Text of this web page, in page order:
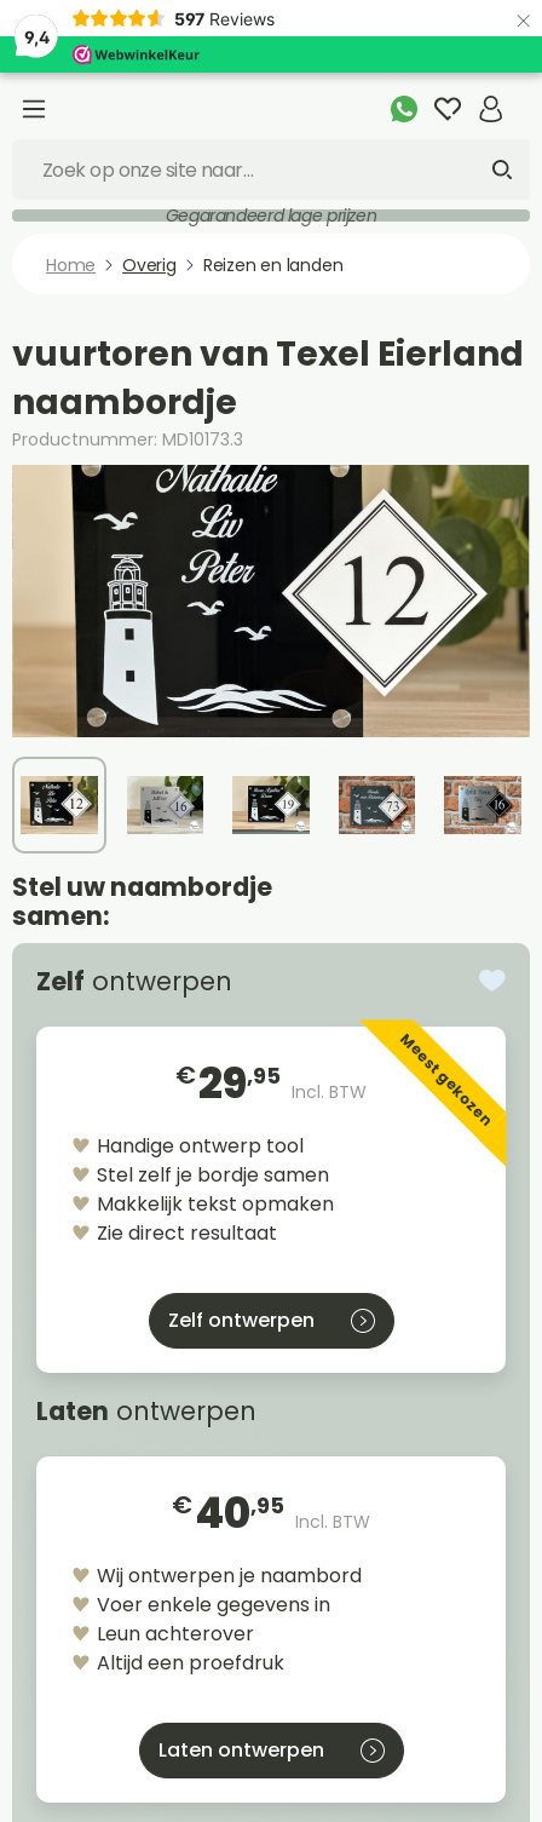
9,4
597 Reviews ×
Gegarandeerd lage prijzen
Home Overig Reizen en landen
vuurtoren van Texel Eierland
naambordje
Productnummer: MD10173.3
Stel uw naambordje
samen:
Zelf ontwerpen
€29,95
Incl. BTW Meest gekozen
Handige ontwerp tool
Stel zelf je bordje samen
Makkelijk tekst opmaken
Zie direct resultaat
Zelf ontwerpen
Laten ontwerpen
€40,95
Incl. BTW
Wij ontwerpen je naambord
Voer enkele gegevens in
Leun achterover
Altijd een proefdruk
Laten ontwerpen